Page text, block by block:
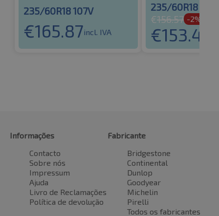
235/60R18 107V
€165.87incl. IVA
235/60R18
€156.57 -2%
€153.44
Informações
Contacto
Sobre nós
Impressum
Ajuda
Livro de Reclamações
Política de devolução
Fabricante
Bridgestone
Continental
Dunlop
Goodyear
Michelin
Pirelli
Todos os fabricantes